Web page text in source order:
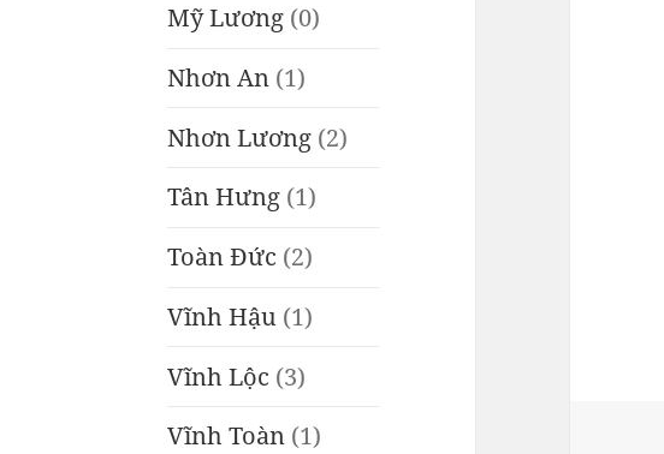
Mỹ Lương (0)
Nhơn An (1)
Nhơn Lương (2)
Tân Hưng (1)
Toàn Đức (2)
Vĩnh Hậu (1)
Vĩnh Lộc (3)
Vĩnh Toàn (1)